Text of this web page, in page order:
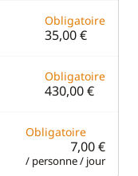
Obligatoire
35,00 €
Obligatoire
430,00 €
Obligatoire
7,00 €
/ personne / jour